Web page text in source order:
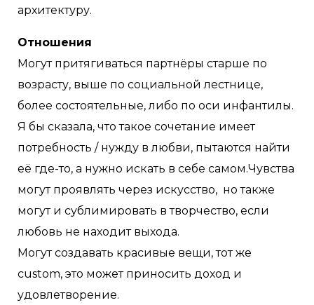
архитектуру.
Отношения
Могут притягиваться партнёры старше по
возрасту, выше по социальной лестнице,
более состоятельные, либо по оси инфантилы.
Я бы сказала, что такое сочетание имеет
потребность / нужду в любви, пытаются найти
её где-то, а нужно искать в себе самом.Чувства
могут проявлять через искусство, но также
могут и сублимировать в творчество, если
любовь не находит выхода.
Могут создавать красивые вещи, тот же
custom, это может приносить доход и
удовлетворение.